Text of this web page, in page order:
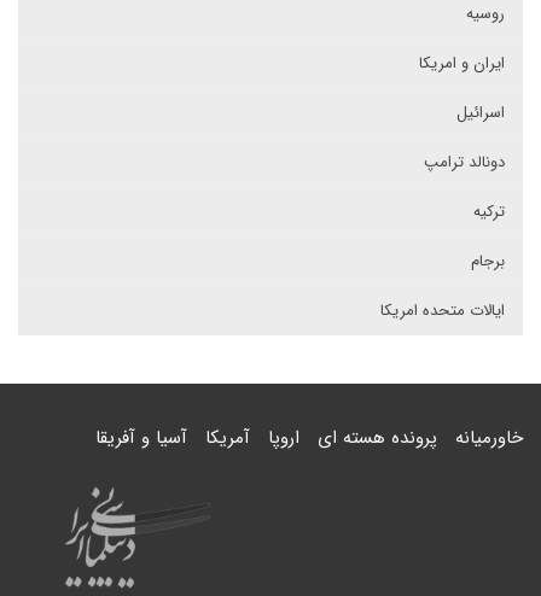
روسیه
ایران و امریکا
اسرائیل
دونالد ترامپ
ترکیه
برجام
ایالات متحده امریکا
خاورمیانه پرونده هسته ای اروپا آمریکا آسیا و آفریقا